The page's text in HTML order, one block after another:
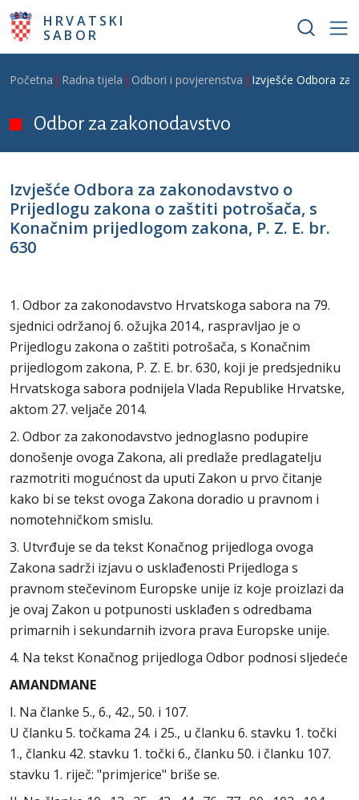
Skoči na glavni sadržaj
HRVATSKI
SABOR
Breadcrumb
Početna Radna tijela Odbori i povjerenstva Izvješće Odbora za
Odbor za zakonodavstvo
Izvješće Odbora za zakonodavstvo o
Prijedlogu zakona o zaštiti potrošača, s
Konačnim prijedlogom zakona, P. Z. E. br.
630
1. Odbor za zakonodavstvo Hrvatskoga sabora na 79.
sjednici održanoj 6. ožujka 2014., raspravljao je o
Prijedlogu zakona o zaštiti potrošača, s Konačnim
prijedlogom zakona, P. Z. E. br. 630, koji je predsjedniku
Hrvatskoga sabora podnijela Vlada Republike Hrvatske,
aktom 27. veljače 2014.
2. Odbor za zakonodavstvo jednoglasno podupire
donošenje ovoga Zakona, ali predlaže predlagatelju
razmotriti mogućnost da uputi Zakon u prvo čitanje
kako bi se tekst ovoga Zakona doradio u pravnom i
nomotehničkom smislu.
3. Utvrđuje se da tekst Konačnog prijedloga ovoga
Zakona sadrži izjavu o usklađenosti Prijedloga s
pravnom stečevinom Europske unije iz koje proizlazi da
je ovaj Zakon u potpunosti usklađen s odredbama
primarnih i sekundarnih izvora prava Europske unije.
4. Na tekst Konačnog prijedloga Odbor podnosi sljedeće
AMANDMANE
I. Na članke 5., 6., 42., 50. i 107.
U članku 5. točkama 24. i 25., u članku 6. stavku 1. točki
1., članku 42. stavku 1. točki 6., članku 50. i članku 107.
stavku 1. riječ: "primjerice" briše se.